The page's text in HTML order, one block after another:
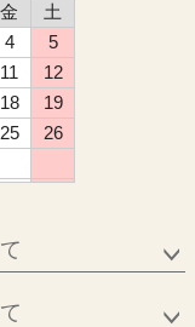
金
土
4
5
11
12
18
19
25
26